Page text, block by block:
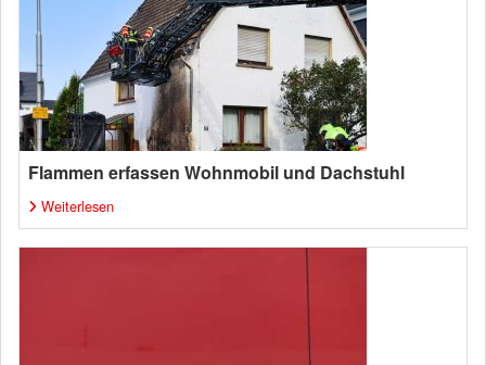
Flammen erfassen Wohnmobil und Dachstuhl
Weiterlesen